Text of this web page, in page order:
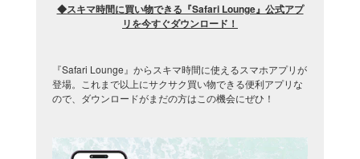
◆スキマ時間に買い物できる『Safari Lounge』公式アプ
リを今すぐダウンロード ！
『Safari Lounge』からスキマ時間に使えるスマホアプリが
登場。これまで以上にサクサク買い物できる便利アプリな
ので、ダウンロードがまだの方はこの機会にぜひ！